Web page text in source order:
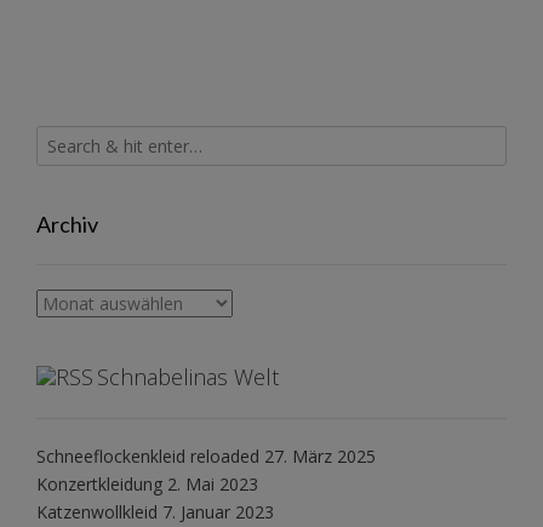
Archiv
Archiv
Schnabelinas Welt
Schneeflockenkleid reloaded 27. März 2025
Konzertkleidung 2. Mai 2023
Katzenwollkleid 7. Januar 2023